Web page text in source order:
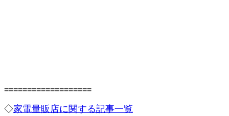
===================
◇家電量販店に関する記事一覧